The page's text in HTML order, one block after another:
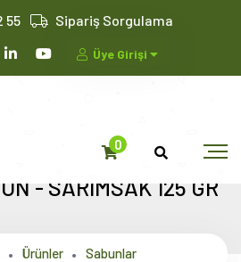
55 Sipariş Sorgulama
Üye Girişi
0
- SARIMSAK 125 GR
Ürünler Sabunlar